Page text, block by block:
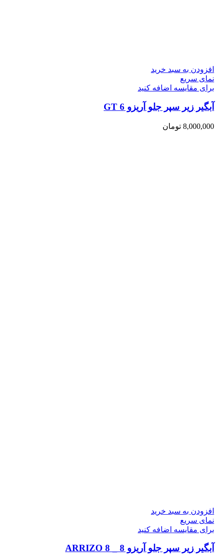
افزودن به سبد خرید
نمای سریع
برای مقایسه اضافه کنید
آبگیر زیر سپر جلو آریزو 6 GT
8,000,000 تومان
افزودن به سبد خرید
نمای سریع
برای مقایسه اضافه کنید
آبگیر زیر سپر جلو آریزو 8 _ ARRIZO 8